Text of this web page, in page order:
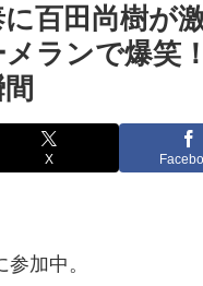
百田尚樹が
ランで爆笑
X
加中。